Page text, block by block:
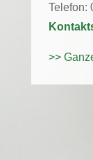
Telefon:
>>